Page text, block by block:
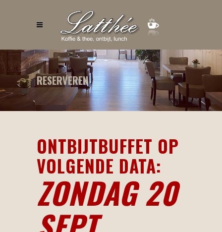
RESERVEREN
ONTBIJTBUFFET OP
VOLGENDE DATA:
ZONDAG20